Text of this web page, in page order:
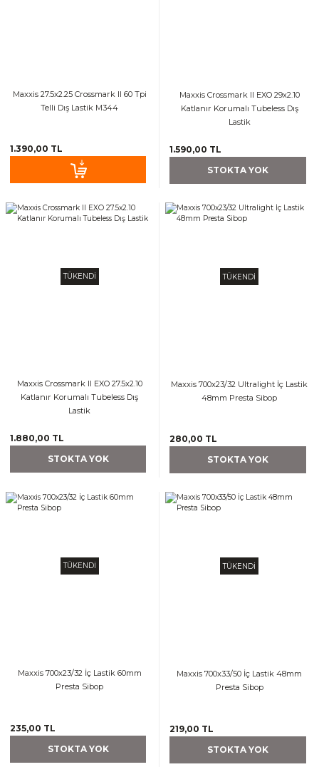
Maxxis 27.5x2.25 Crossmark II 60 Tpi
Telli Dış Lastik M344
1.390,00 TL
Maxxis Crossmark II EXO 29x2.10
Katlanır Korumalı Tubeless Dış
Lastik
1.590,00 TL
STOKTA YOK
TÜKENDİ
Maxxis Crossmark II EXO 27.5x2.10
Katlanır Korumalı Tubeless Dış
Lastik
1.880,00 TL
STOKTA YOK
TÜKENDİ
Maxxis 700x23/32 Ultralight İç Lastik
48mm Presta Sibop
280,00 TL
STOKTA YOK
TÜKENDİ
Maxxis 700x23/32 İç Lastik 60mm
Presta Sibop
235,00 TL
STOKTA YOK
TÜKENDİ
Maxxis 700x33/50 İç Lastik 48mm
Presta Sibop
219,00 TL
STOKTA YOK